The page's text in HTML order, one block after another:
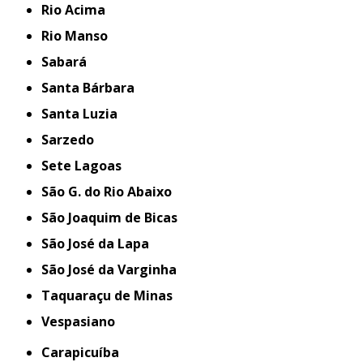
Rio Acima
Rio Manso
Sabará
Santa Bárbara
Santa Luzia
Sarzedo
Sete Lagoas
São G. do Rio Abaixo
São Joaquim de Bicas
São José da Lapa
São José da Varginha
Taquaraçu de Minas
Vespasiano
Carapicuíba